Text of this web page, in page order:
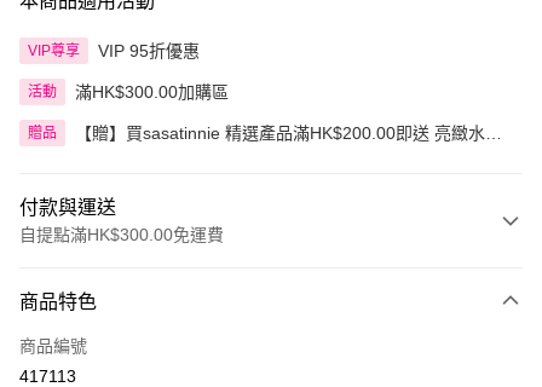
VIP尊享 VIP 95折優惠
活動 滿HK$300.00加購區
贈品
【贈】買sasatinnie 精選產品滿HK$200.00即送 亮緻水嫩
付款與運送
自提點滿HK$300.00免運費
信用卡
Apple Pay
商品特色
商品編號
417113